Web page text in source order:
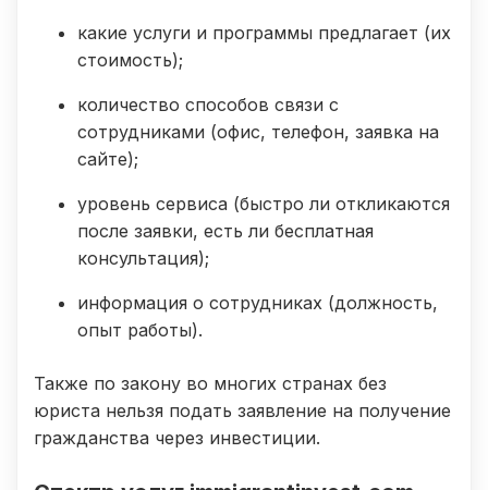
какие услуги и программы предлагает (их
стоимость);
количество способов связи с
сотрудниками (офис, телефон, заявка на
сайте);
уровень сервиса (быстро ли откликаются
после заявки, есть ли бесплатная
консультация);
информация о сотрудниках (должность,
опыт работы).
Также по закону во многих странах без
юриста нельзя подать заявление на получение
гражданства через инвестиции.